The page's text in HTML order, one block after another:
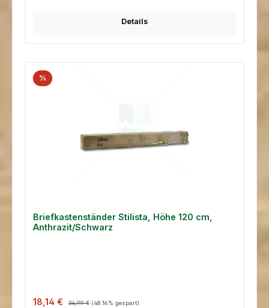
Details
%
Briefkastenständer Stilista, Höhe 120 cm,
Anthrazit/Schwarz
Verkaufspreis:
18,14 € Regulärer Preis:
34,99 € (48.16% gespart)